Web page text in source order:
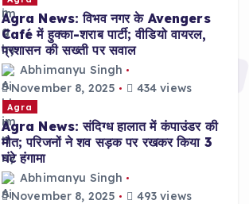
Agra News: विभव नगर के Avengers
Café में हुक्का-शराब पार्टी; वीडियो वायरल,
प्रशासन की सख्ती पर सवाल
Abhimanyu Singh
November 8, 2025
434 views
Agra
Agra News: संदिग्ध हालात में कंपाउंडर की
मौत; परिजनों ने शव सड़क पर रखकर किया 3
घंटे हंगामा
Abhimanyu Singh
November 8, 2025
493 views